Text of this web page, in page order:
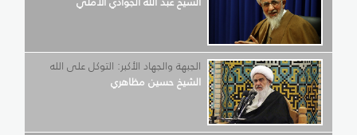
الجبهة والجهاد الأكبر: التوكل على الله
الشيخ حسين مظاهري